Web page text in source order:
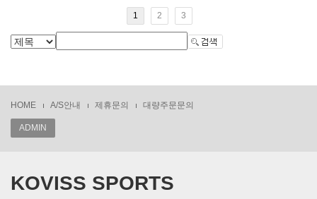
1 2 3
HOME A/S안내 제휴문의 대량주문문의
ADMIN
KOVISS SPORTS